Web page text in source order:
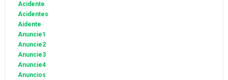
Acidente
Acidentes
Aidente
Anuncie1
Anuncie2
Anuncie3
Anuncie4
Anuncios